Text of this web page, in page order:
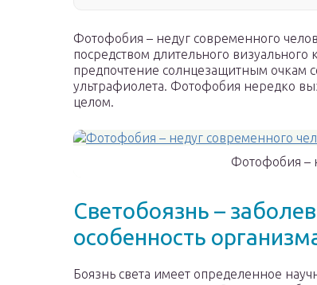
Фотофобия – недуг современного
посредством длительного
предпочтение солнцезащитным очкам
ультрафиолета. Фотофобия нередко
целом.
Фотофобия –
Светобоязнь –
особенность
Боязнь света имеет определенное